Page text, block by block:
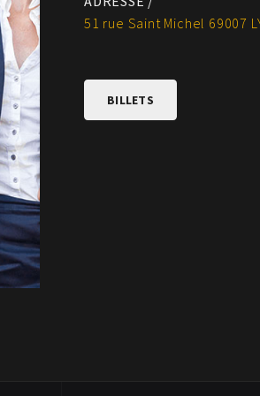
51 rue Saint Michel 69007
BILLETS